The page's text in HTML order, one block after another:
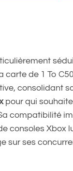
11, 2024
carte de 1 To
consolidant
pour qui
compatibilité
consoles Xbox
sur ses